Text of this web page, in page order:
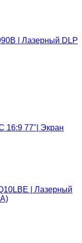
| Лазерный DLP
16:9 77"| Экран
| Лазерный